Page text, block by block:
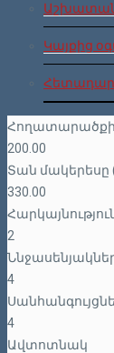
Կայքից
Հողատարածքի
200.00
Տան մակերեսը
330.00
2
4
4
Ավտոտնակ